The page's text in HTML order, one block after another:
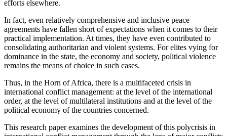
efforts elsewhere.
In fact, even relatively comprehensive and inclusive peace
agreements have fallen short of expectations when it comes to their
practical implementation. At times, they have even contributed to
con­solidating authoritarian and violent systems. For elites vying for
dominance in the state, the economy and society, political violence
remains the means of choice in such cases.
Thus, in the Horn of Africa, there is a multifaceted crisis in
international conflict management: at the level of the international
order, at the level of multi­lateral institutions and at the level of the
political economy of the countries concerned.
This research paper examines the development of this polycrisis in